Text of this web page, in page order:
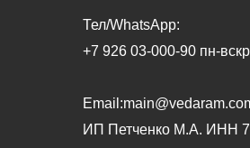
Тел/WhatsApp:
+7 926 03-000-90 пн-
ИП Петченко М.А. ИНН